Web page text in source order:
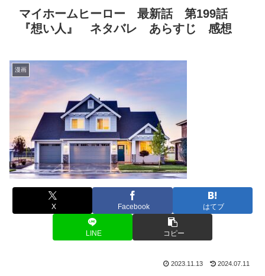
マイホームヒーロー 最新話 第199話
『想い人』 ネタバレ あらすじ 感想
漫画
X Facebook はてブ
LINE コピー
2023.11.13 2024.07.11